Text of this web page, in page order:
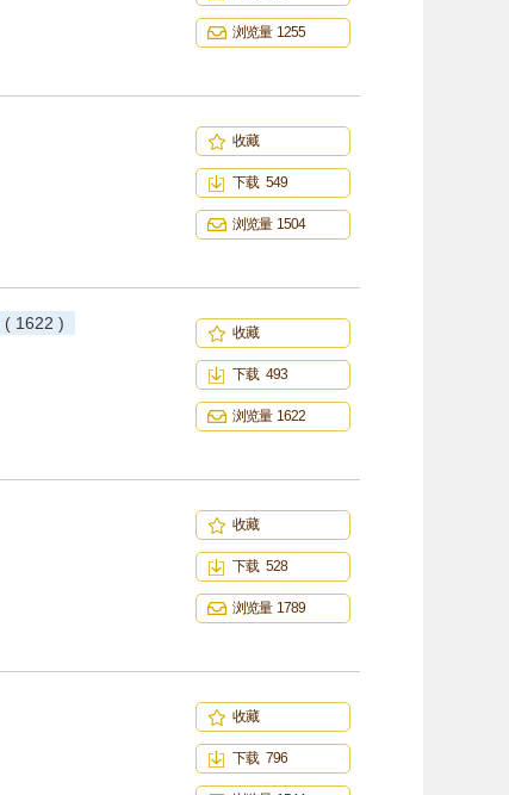
浏览量 1255
收藏
下载 549
浏览量 1504
( 1622 )
收藏
下载 493
浏览量 1622
收藏
下载 528
浏览量 1789
收藏
下载 796